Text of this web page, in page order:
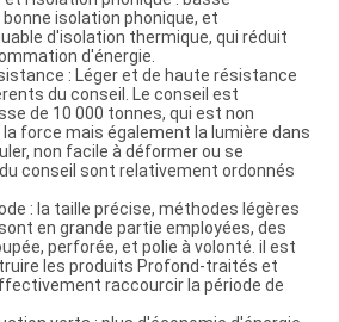
isolation phonique, et
d'isolation thermique, qui réduit
d'énergie.
: Léger et de haute résistance
du conseil. Le conseil est
de 10 000 tonnes, qui est non
force mais également la lumière dans
non facile à déformer ou se
conseil sont relativement ordonnés
: la taille précise, méthodes légères
en grande partie employées, des
perforée, et polie à volonté. il est
les produits Profond-traités et
raccourcir la période de